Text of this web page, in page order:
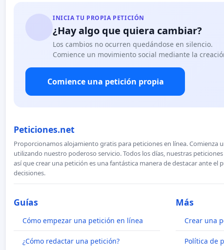
INICIA TU PROPIA PETICIÓN
¿Hay algo que quiera cambiar?
Los cambios no ocurren quedándose en silencio.
Comience un movimiento social mediante la
Comience una petición propia
Peticiones.net
Proporcionamos alojamiento gratis para peticiones en línea. Comienza
utilizando nuestro poderoso servicio. Todos los días, nuestras
así que crear una petición es una fantástica manera de destacar ante el
decisiones.
Guías
Cómo empezar una petición en línea
¿Cómo redactar una petición?
Más
Crear una
Política de